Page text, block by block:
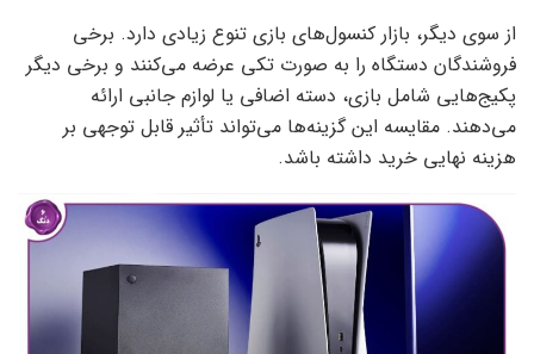
از سوی دیگر، بازار کنسول‌های بازی تنوع زیادی دارد. برخی
فروشندگان دستگاه را به صورت تکی عرضه می‌کنند و برخی دیگر
پکیج‌هایی شامل بازی، دسته اضافی یا لوازم جانبی ارائه
می‌دهند. مقایسه این گزینه‌ها می‌تواند تأثیر قابل توجهی بر
هزینه نهایی خرید داشته باشد.